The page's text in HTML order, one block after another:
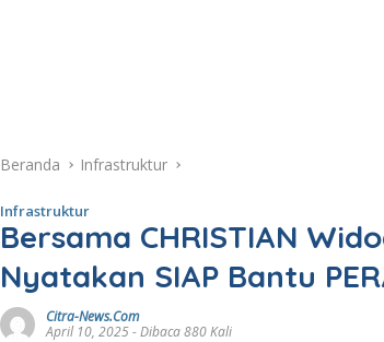
Beranda Infrastruktur
Infrastruktur
Bersama CHRISTIAN
Nyatakan SIAP Bantu
Citra-News.Com
April 10, 2025- Dibaca 880 Kali